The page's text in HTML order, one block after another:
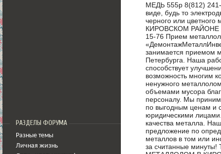
РАЗДЕЛЫ ФОРУМА
Разные темы
Личная жизнь
МЕДЬ 555р 8(812)
виде, будь то
черного или
КИРОВСКОМ РАЙОНЕ
15-76 Прием
занимается приемом
Петербурга. Наша
способствует
возможность многим
ненужного
объемами мусора
персоналу. Мы
по выгодным ценам и
юридическими
качества металла.
предложение по
металлов в том или
за считанные